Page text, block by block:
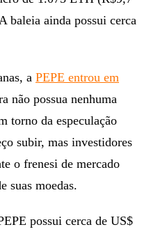
baleia ainda possui cerca
a PEPE entrou em
não possua nenhuma
torno da especulação
subir, mas investidores
o frenesi de mercado
suas moedas.
possui cerca de US$